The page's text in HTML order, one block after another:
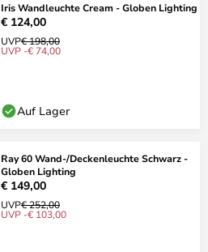
Iris Wandleuchte Cream - Globen Lighting
€ 124,00
UVP€ 198,00
UVP -€ 74,00
Auf Lager
Ray 60 Wand-/Deckenleuchte Schwarz -
Globen Lighting
€ 149,00
UVP€ 252,00
UVP -€ 103,00